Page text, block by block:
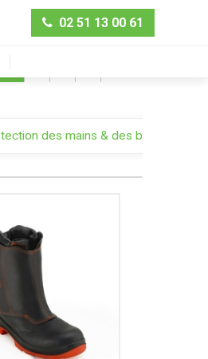
02 51 13 00 61
des mains & des bras